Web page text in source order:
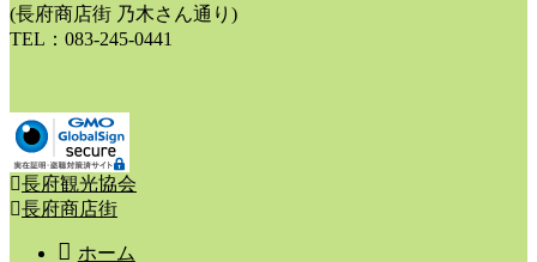
(長府商店街 乃木さん通り)
TEL：083-245-0441
長府観光協会
長府商店街
ホーム